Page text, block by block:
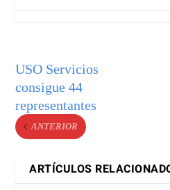
USO Servicios
consigue 44
representantes
ANTERIOR
ARTÍCULOS